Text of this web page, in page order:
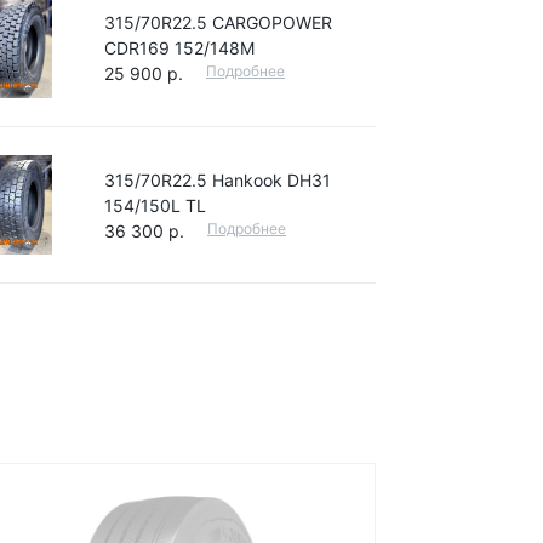
315/70R22.5 CARGOPOWER
CDR169 152/148M
25 900 р.
Подробнее
315/70R22.5 Hankook DH31
154/150L TL
36 300 р.
Подробнее